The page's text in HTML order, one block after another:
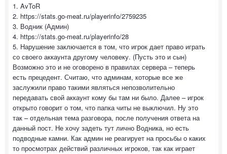
1. AvToR
2. https://stats.go-meat.ru/playerinfo/2759235
3. Водник (Админ)
4. https://stats.go-meat.ru/playerinfo/28
5. Нарушение заключается в том, что игрок дает право играть
со своего аккаунта другому человеку. (Пусть это и сын)
Возможно это и не оговорено в правилах сервера – теперь
есть прецедент. Считаю, что админам, которые все же
заслужили право такими являться непозволительно
передавать свой аккаунт кому бы там ни было. Далее – игрок
открыто говорит о том, что папка читы не выключил. Ну это
так – отдельная тема разговора, после получения ответа на
данный пост. Не хочу задеть тут лично Водника, но есть
подводные камни. Как админ не реагирует на просьбы о каких
то просмотрах действий различных игроков, так как играет